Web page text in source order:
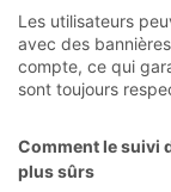
Les utilisateurs
avec des
compte, ce qui
sont toujours
Comment le suivi
plus sûrs